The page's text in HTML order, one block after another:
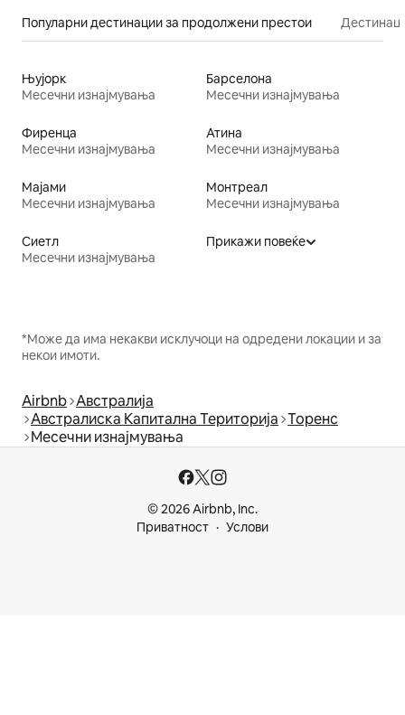
Популарни дестинации за продолжени престои
Њујорк
Месечни изнајмувања
Барселона
Месечни изнајмувања
Фиренца
Месечни изнајмувања
Атина
Месечни изнајмувања
Мајами
Месечни изнајмувања
Монтреал
Месечни изнајмувања
Сиетл
Месечни изнајмувања
Прикажи повеќе
*Може да има некакви исклучоци на одредени локации и за
некои имоти.
Airbnb Австралија
Австралиска Капитална Територија Торенс
Месечни изнајмувања
© 2026 Airbnb, Inc.
Приватност
Услови